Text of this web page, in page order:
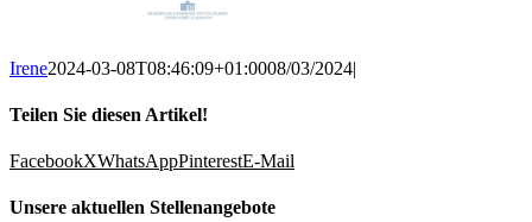
Irene2024-03-08T08:46:09+01:0008/03/2024|
Teilen Sie diesen Artikel!
FacebookXWhatsAppPinterestE-Mail
Unsere aktuellen Stellenangebote